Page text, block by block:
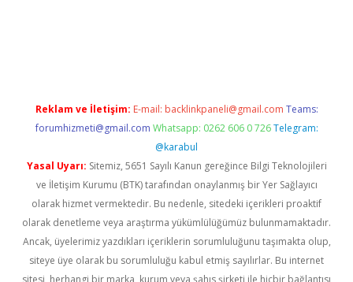
Reklam ve İletişim: E-mail: backlinkpaneli@gmail.com Teams:
forumhizmeti@gmail.com Whatsapp: 0262 606 0 726 Telegram:
@karabul
Yasal Uyarı: Sitemiz, 5651 Sayılı Kanun gereğince Bilgi Teknolojileri
ve İletişim Kurumu (BTK) tarafından onaylanmış bir Yer Sağlayıcı
olarak hizmet vermektedir. Bu nedenle, sitedeki içerikleri proaktif
olarak denetleme veya araştırma yükümlülüğümüz bulunmamaktadır.
Ancak, üyelerimiz yazdıkları içeriklerin sorumluluğunu taşımakta olup,
siteye üye olarak bu sorumluluğu kabul etmiş sayılırlar. Bu internet
sitesi, herhangi bir marka, kurum veya şahıs şirketi ile hiçbir bağlantısı